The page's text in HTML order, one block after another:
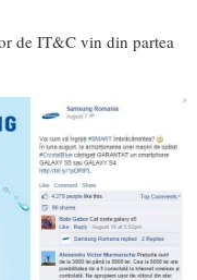
de IT&C vin din partea